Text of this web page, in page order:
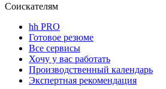
Соискателям
hh PRO
Готовое резюме
Все сервисы
Хочу у вас работать
Производственный календарь
Экспертная рекомендация